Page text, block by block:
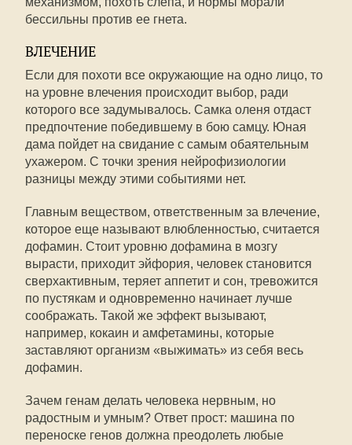
бессильны против ее гнета.
ВЛЕЧЕНИЕ
Если для похоти все окружающие на одно лицо, то
на уровне влечения происходит выбор, ради
которого все задумывалось. Самка оленя отдаст
предпочтение победившему в бою самцу. Юная
дама пойдет на свидание с самым обаятельным
ухажером. С точки зрения нейрофизиологии
разницы между этими событиями нет.
Главным веществом, ответственным за влечение,
которое еще называют влюбленностью, считается
дофамин. Стоит уровню дофамина в мозгу
вырасти, приходит эйфория, человек становится
сверхактивным, теряет аппетит и сон, тревожится
по пустякам и одновременно начинает лучше
соображать. Такой же эффект вызывают,
например, кокаин и амфетамины, которые
заставляют организм «выжимать» из себя весь
дофамин.
Зачем генам делать человека нервным, но
радостным и умным? Ответ прост: машина по
переноске генов должна преодолеть любые